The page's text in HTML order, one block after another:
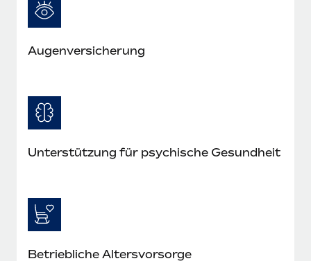
Augenversicherung
Unterstützung für psychische Gesundheit
Betriebliche Altersvorsorge